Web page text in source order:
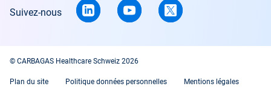
Suivez-nous
© CARBAGAS Healthcare Schweiz 2026
Plan du site Politique données personnelles Mentions légales